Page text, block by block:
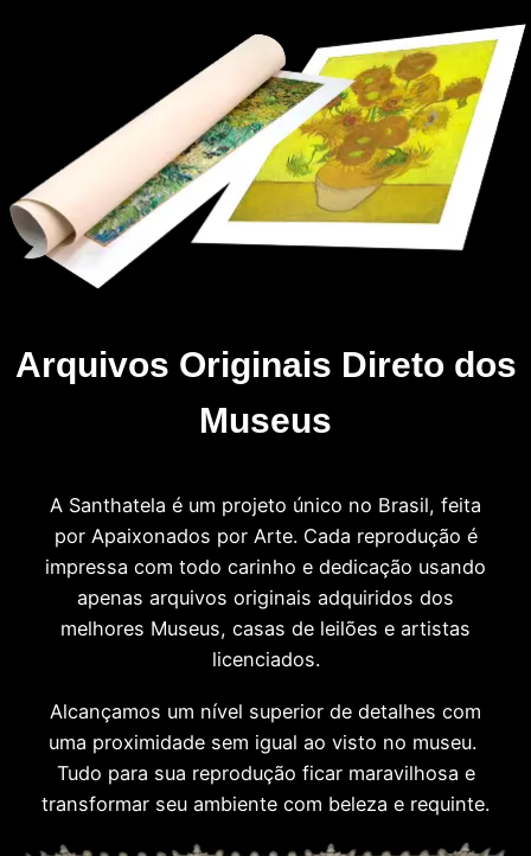
Arquivos Originais Direto dos
Museus
A Santhatela é um projeto único no Brasil, feita
por Apaixonados por Arte. Cada reprodução é
impressa com todo carinho e dedicação usando
apenas arquivos originais adquiridos dos
melhores Museus, casas de leilões e artistas
licenciados.
Alcançamos um nível superior de detalhes com
uma proximidade sem igual ao visto no museu.
Tudo para sua reprodução ficar maravilhosa e
transformar seu ambiente com beleza e requinte.